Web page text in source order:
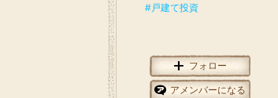
#戸建て投資
フォロー
アメンバーになる